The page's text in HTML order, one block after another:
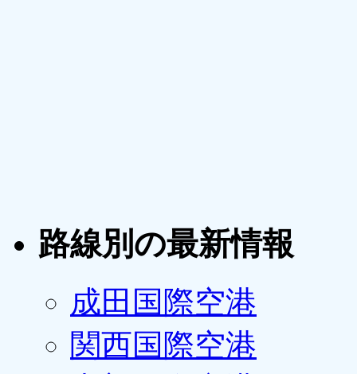
路線別の最新情報
成田国際空港
関西国際空港